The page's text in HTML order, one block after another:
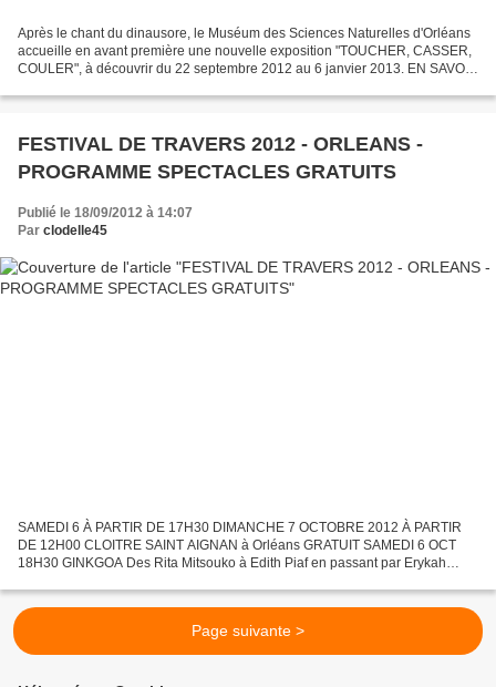
Après le chant du dinausore, le Muséum des Sciences Naturelles d'Orléans
accueille en avant première une nouvelle exposition "TOUCHER, CASSER,
COULER", à découvrir du 22 septembre 2012 au 6 janvier 2013. EN SAVOIR
FESTIVAL DE TRAVERS 2012 - ORLEANS -
PROGRAMME SPECTACLES GRATUITS
Publié le 18/09/2012 à 14:07
Par clodelle45
SAMEDI 6 À PARTIR DE 17H30 DIMANCHE 7 OCTOBRE 2012 À PARTIR
DE 12H00 CLOITRE SAINT AIGNAN à Orléans GRATUIT SAMEDI 6 OCT
18H30 GINKGOA Des Rita Mitsouko à Edith Piaf en passant par Erykah
Page suivante >